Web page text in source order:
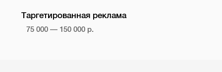
Таргетированная реклама
75 000 — 150 000 р.